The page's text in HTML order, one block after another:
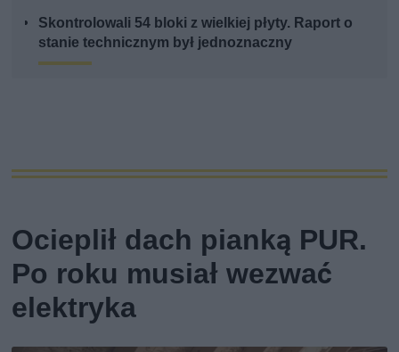
Skontrolowali 54 bloki z wielkiej płyty. Raport o
stanie technicznym był jednoznaczny
Ocieplił dach pianką PUR.
Po roku musiał wezwać
elektryka